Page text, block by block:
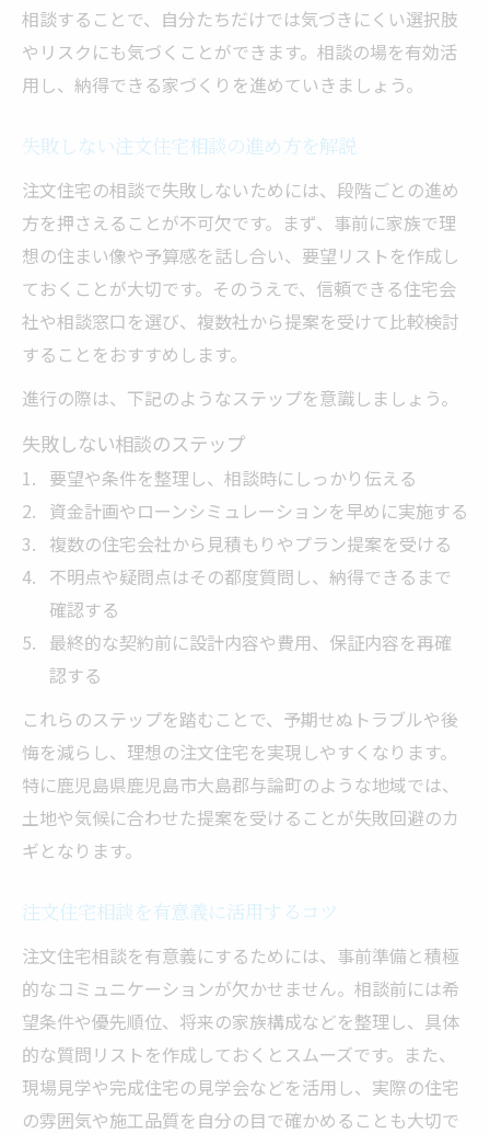
相談することで、自分たちだけでは気づきにくい選択肢
やリスクにも気づくことができます。相談の場を有効活
用し、納得できる家づくりを進めていきましょう。
失敗しない注文住宅相談の進め方を解説
注文住宅の相談で失敗しないためには、段階ごとの進め
方を押さえることが不可欠です。まず、事前に家族で理
想の住まい像や予算感を話し合い、要望リストを作成し
ておくことが大切です。そのうえで、信頼できる住宅会
社や相談窓口を選び、複数社から提案を受けて比較検討
することをおすすめします。
進行の際は、下記のようなステップを意識しましょう。
失敗しない相談のステップ
要望や条件を整理し、相談時にしっかり伝える
資金計画やローンシミュレーションを早めに実施する
複数の住宅会社から見積もりやプラン提案を受ける
不明点や疑問点はその都度質問し、納得できるまで
確認する
最終的な契約前に設計内容や費用、保証内容を再確
認する
これらのステップを踏むことで、予期せぬトラブルや後
悔を減らし、理想の注文住宅を実現しやすくなります。
特に鹿児島県鹿児島市大島郡与論町のような地域では、
土地や気候に合わせた提案を受けることが失敗回避のカ
ギとなります。
注文住宅相談を有意義に活用するコツ
注文住宅相談を有意義にするためには、事前準備と積極
的なコミュニケーションが欠かせません。相談前には希
望条件や優先順位、将来の家族構成などを整理し、具体
的な質問リストを作成しておくとスムーズです。また、
現場見学や完成住宅の見学会などを活用し、実際の住宅
の雰囲気や施工品質を自分の目で確かめることも大切で